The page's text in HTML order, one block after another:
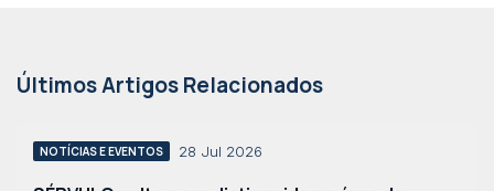
Últimos Artigos Relacionados
NOTÍCIAS E EVENTOS 28 Jul 2026